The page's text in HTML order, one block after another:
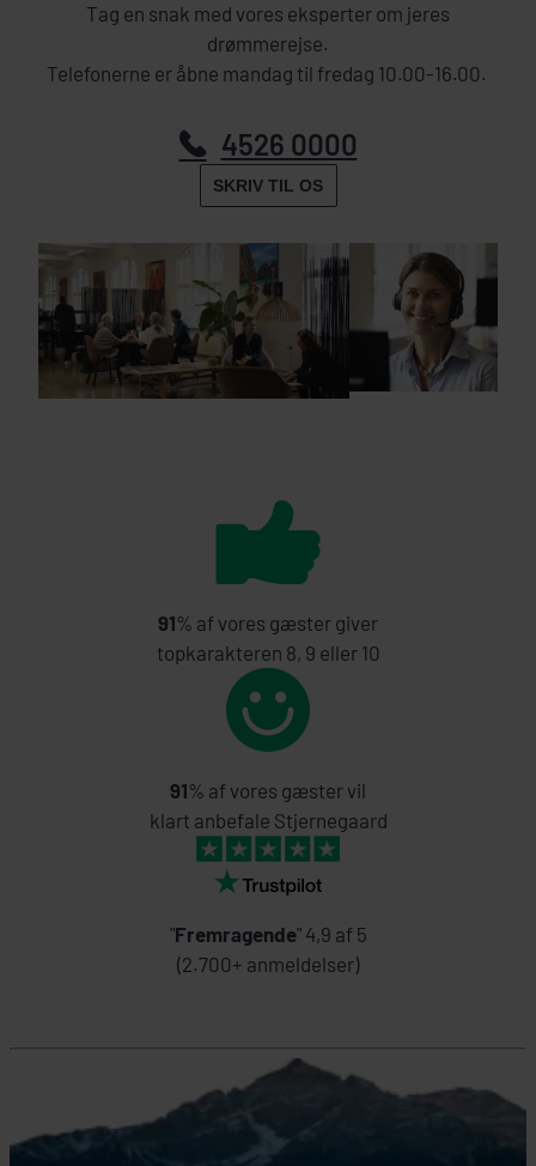
Tag en snak med vores eksperter om jeres
drømmerejse.
Telefonerne er åbne mandag til fredag 10.00-16.00.
4526 0000
SKRIV TIL OS
91% af vores gæster giver
topkarakteren 8, 9 eller 10
91% af vores gæster vil
klart anbefale Stjernegaard
"Fremragende" 4,9 af 5
(2.700+ anmeldelser)